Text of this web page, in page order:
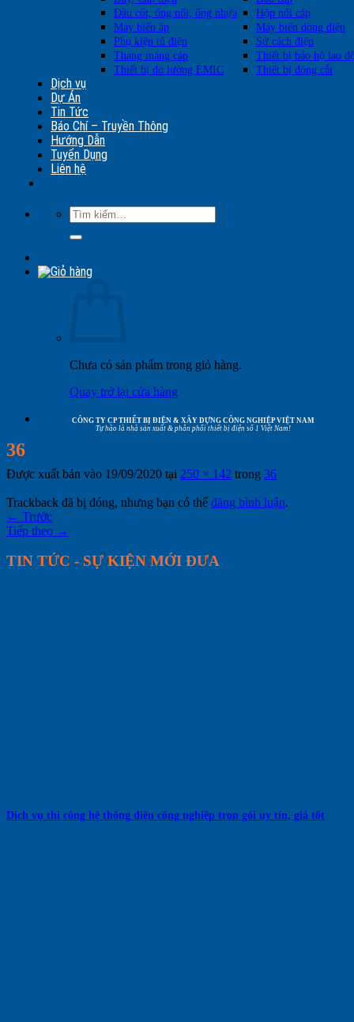
Đầu cốt, ống nối, ống nhựa
Hộp nối cáp
Máy biến áp
Máy biến dòng điện
Phụ kiện tủ điện
Sứ cách điện
Thang máng cáp
Thiết bị bảo hộ lao
Thiết bị đo lường EMIC
Thiết bị đóng cắt
Dịch vụ
Dự Án
Tin Tức
Báo Chí – Truyền Thông
Hướng Dẫn
Tuyển Dụng
Liên hệ
Tìm
kiếm:
Chưa có sản phẩm trong giỏ hàng.
Quay trở lại cửa hàng
CÔNG TY CP THIẾT BỊ ĐIỆN & XÂY DỰNG CÔNG NGHIỆP VIỆT NAM
Tự hào là nhà sản xuất & phân phối thiết bị điện số 1 Việt Nam!
36
Được xuất bản vào 19/09/2020 tại 250 × 142 trong 36
Trackback đã bị đóng, nhưng bạn có thể đăng bình luận.
← Trước
Tiếp theo →
TIN TỨC - SỰ KIỆN MỚI ĐƯA
Dịch vụ thi công hệ thống điện công nghiệp trọn gói uy tín, giá tốt